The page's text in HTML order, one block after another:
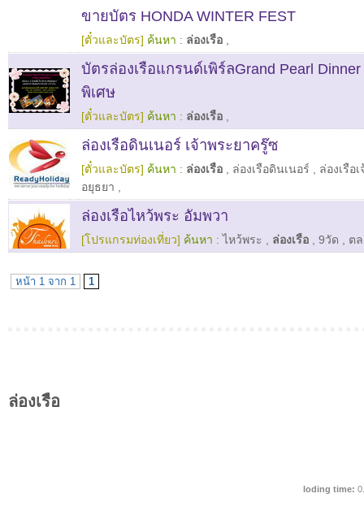
ขายบัตร HONDA WINTER FEST
[ตั๋วและบัตร] ค้นหา : ล่องเรือ
บัตรล่องเรือแกรนด์เพิร์ลGrand Pearl
พิเศษ
[ตั๋วและบัตร] ค้นหา : ล่องเรือ
ล่องเรือดินเนอร์ เจ้าพระยาครู๊ซ
[ตั๋วและบัตร] ค้นหา : ล่องเรือ ล่องเรือดินเนอร์
ล่องเรือ
อยุธยา
ล่องเรือไหว้พระ อัมพวา
[โปรแกรมท่องเที่ยว] ค้นหา : ไหว้พระ ล่องเรือ 9วัด ต
หน้า 1 จาก 1 1
ล่องเรือ
loding time: